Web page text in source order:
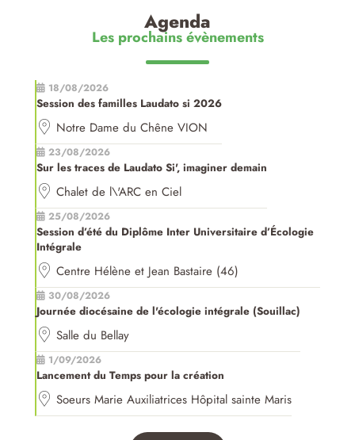
Agenda
Les prochains évènements
18/08/2026
Session des familles Laudato si 2026
Notre Dame du Chêne VION
23/08/2026
Sur les traces de Laudato Si', imaginer demain
Chalet de l\'ARC en Ciel
25/08/2026
Session d’été du Diplôme Inter Universitaire d’Écologie
Intégrale
Centre Hélène et Jean Bastaire (46)
30/08/2026
Journée diocésaine de l'écologie intégrale (Souillac)
Salle du Bellay
1/09/2026
Lancement du Temps pour la création
Soeurs Marie Auxiliatrices Hôpital sainte Maris